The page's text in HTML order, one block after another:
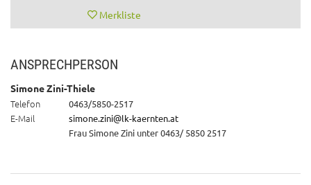
Merkliste
ANSPRECHPERSON
Simone Zini-Thiele
Telefon 0463/5850-2517
E-Mail
simone.zini@lk-kaernten.at
Frau Simone Zini unter 0463/ 5850 2517